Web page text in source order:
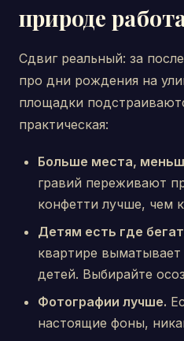
природе
Сдвиг реальный: за
про дни рождения на
площадки
практическая:
Больше места,
гравий переживают
конфетти лучше, чем
Детям есть где
квартире
детей. Выбирайте
Фотографии лучше.
настоящие фоны,